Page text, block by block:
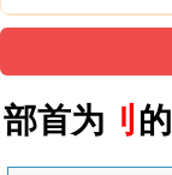
部首为 刂